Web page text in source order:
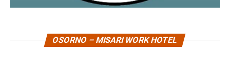
OSORNO – MISARI WORK HOTEL